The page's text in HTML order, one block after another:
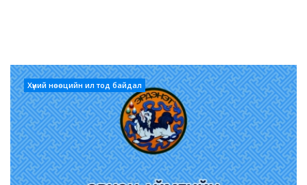
Хүний нөөцийн ил тод байдал